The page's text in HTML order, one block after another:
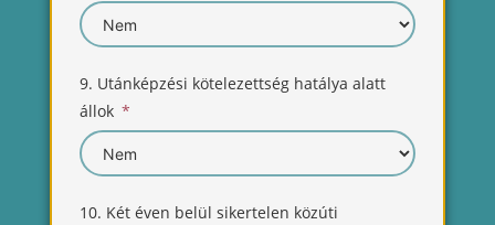
9. Utánképzési kötelezettség hatálya alatt
állok
10. Két éven belül sikertelen közúti